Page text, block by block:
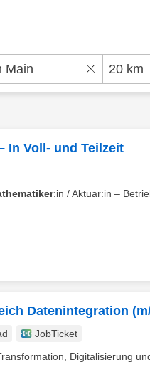
In Voll- und Teilzeit
:in / Aktuar:in –
Datenintegration
JobTicket
Digitalisierung